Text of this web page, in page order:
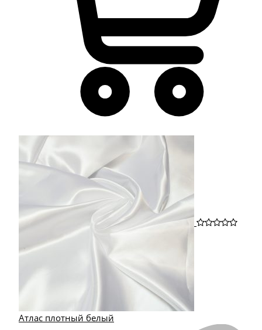
Атлас плотный белый